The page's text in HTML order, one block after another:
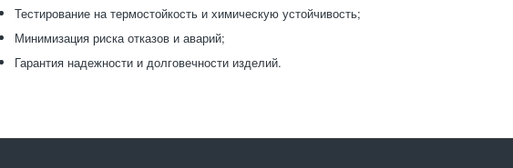
Тестирование на термостойкость и химическую устойчивость;
Минимизация риска отказов и аварий;
Гарантия надежности и долговечности изделий.